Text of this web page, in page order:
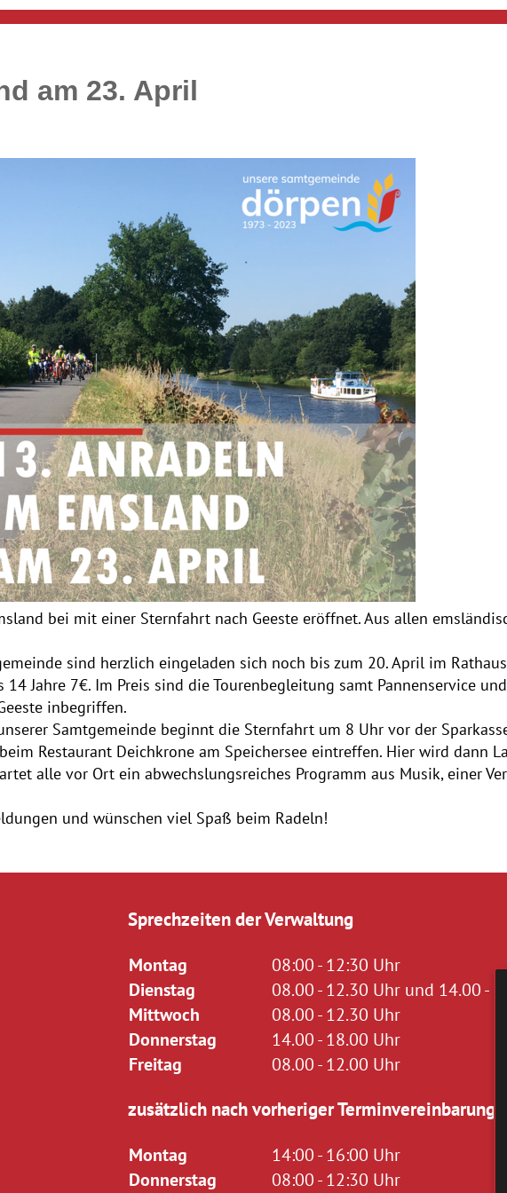
am 23. April
bei mit einer Sternfahrt nach Geeste eröffnet. Aus allen
sind herzlich eingeladen sich noch bis zum 20. April im
Jahre 7€. Im Preis sind die Tourenbegleitung samt Pannenservice
inbegriffen.
Samtgemeinde beginnt die Sternfahrt um 8 Uhr vor der
Restaurant Deichkrone am Speichersee eintreffen. Hier wird dann
alle vor Ort ein abwechslungsreiches Programm aus Musik, einer
und wünschen viel Spaß beim Radeln!
Sprechzeiten der Verwaltung
Montag
08:00 - 12:30 Uhr
Dienstag
08.00 - 12.30 Uhr und 14.00 -
Mittwoch
08.00 - 12.30 Uhr
Donnerstag
14.00 - 18.00 Uhr
Freitag
08.00 - 12.00 Uhr
zusätzlich nach vorheriger Terminvereinbarung:
Montag
14:00 - 16:00 Uhr
Donnerstag
08:00 - 12:30 Uhr